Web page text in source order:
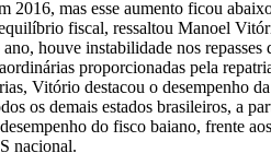
2016, mas esse aumento ficou
fiscal, ressaltou Manoel
houve instabilidade nos
proporcionadas pela
Vitório destacou o desempenho
os demais estados brasileiros, a
do fisco baiano, frente
nacional.